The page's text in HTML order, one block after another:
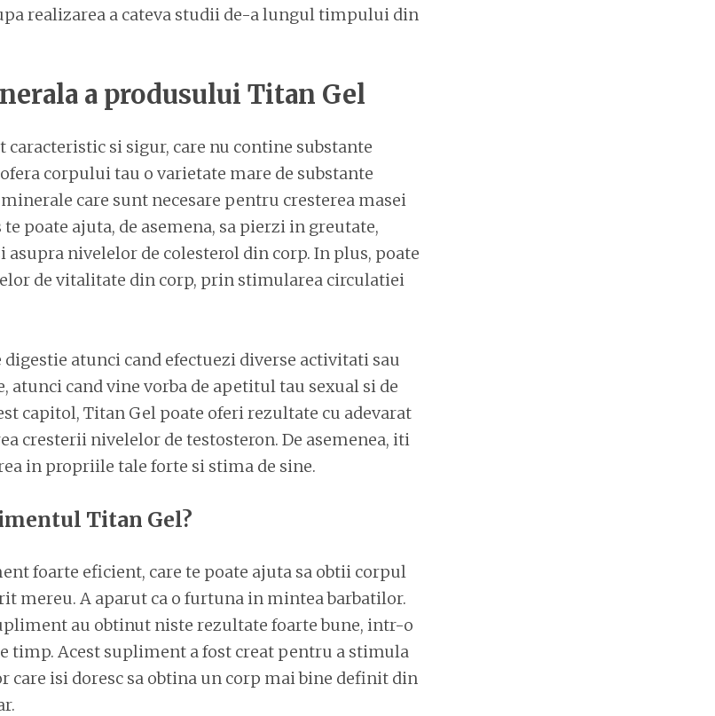
realizarea a cateva studii de-a lungul timpului din
a produsului Titan Gel
si sigur, care nu contine substante
corpului tau o varietate mare de substante
care sunt necesare pentru cresterea masei
poate ajuta, de asemena, sa pierzi in greutate,
asupra nivelelor de colesterol din corp. In plus, poate
de vitalitate din corp, prin stimularea circulatiei
digestie atunci cand efectuezi diverse activitati sau
atunci cand vine vorba de apetitul tau sexual si de
capitol, Titan Gel poate oferi rezultate cu adevarat
cresterii nivelelor de testosteron. De asemenea, iti
in propriile tale forte si stima de sine.
Titan Gel?
foarte eficient, care te poate ajuta sa obtii corpul
mereu. A aparut ca o furtuna in mintea barbatilor.
au obtinut niste rezultate foarte bune, intr-o
timp. Acest supliment a fost creat pentru a stimula
care isi doresc sa obtina un corp mai bine definit din